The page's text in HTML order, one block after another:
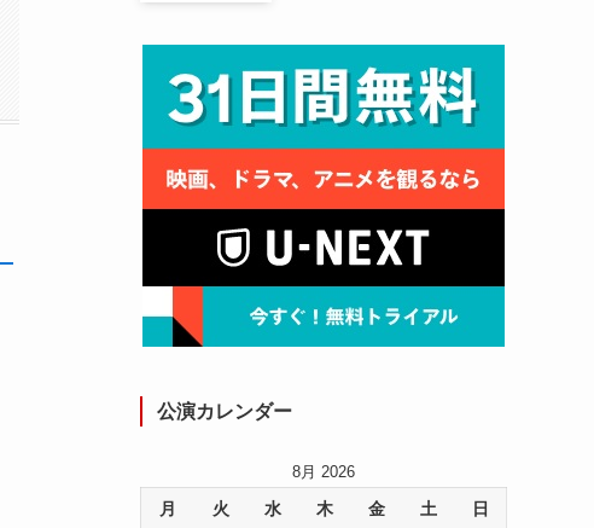
公演カレンダー
8月 2026
月 火 水 木 金 土 日